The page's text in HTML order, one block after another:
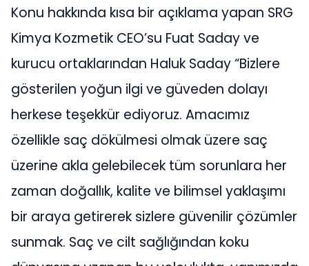
Konu hakkında kısa bir açıklama yapan SRG
Kimya Kozmetik CEO’su Fuat Saday ve
kurucu ortaklarından Haluk Saday “Bizlere
gösterilen yoğun ilgi ve güveden dolayı
herkese teşekkür ediyoruz. Amacımız
özellikle saç dökülmesi olmak üzere saç
üzerine akla gelebilecek tüm sorunlara her
zaman doğallık, kalite ve bilimsel yaklaşımı
bir araya getirerek sizlere güvenilir çözümler
sunmak. Saç ve cilt sağlığından koku